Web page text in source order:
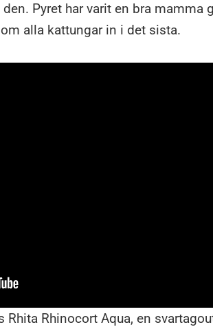
Pyret har varit en bra mamma
alla kattungar in i det sista.
Rhita Rhinocort Aqua, en